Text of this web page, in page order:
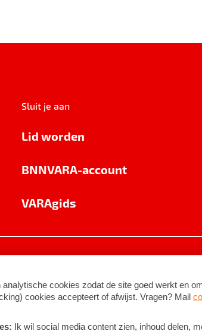
Sluit je aan
Lid worden
BNNVARA-account
VARAgids
©2026BNNVARA